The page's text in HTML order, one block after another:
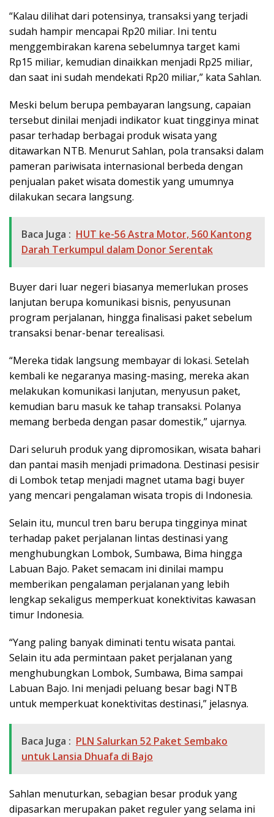
“Kalau dilihat dari potensinya, transaksi yang terjadi
sudah hampir mencapai Rp20 miliar. Ini tentu
menggembirakan karena sebelumnya target kami
Rp15 miliar, kemudian dinaikkan menjadi Rp25 miliar,
dan saat ini sudah mendekati Rp20 miliar,” kata Sahlan.
Meski belum berupa pembayaran langsung, capaian
tersebut dinilai menjadi indikator kuat tingginya minat
pasar terhadap berbagai produk wisata yang
ditawarkan NTB. Menurut Sahlan, pola transaksi dalam
pameran pariwisata internasional berbeda dengan
penjualan paket wisata domestik yang umumnya
dilakukan secara langsung.
Baca Juga : HUT ke-56 Astra Motor, 560 Kantong
Darah Terkumpul dalam Donor Serentak
Buyer dari luar negeri biasanya memerlukan proses
lanjutan berupa komunikasi bisnis, penyusunan
program perjalanan, hingga finalisasi paket sebelum
transaksi benar-benar terealisasi.
“Mereka tidak langsung membayar di lokasi. Setelah
kembali ke negaranya masing-masing, mereka akan
melakukan komunikasi lanjutan, menyusun paket,
kemudian baru masuk ke tahap transaksi. Polanya
memang berbeda dengan pasar domestik,” ujarnya.
Dari seluruh produk yang dipromosikan, wisata bahari
dan pantai masih menjadi primadona. Destinasi pesisir
di Lombok tetap menjadi magnet utama bagi buyer
yang mencari pengalaman wisata tropis di Indonesia.
Selain itu, muncul tren baru berupa tingginya minat
terhadap paket perjalanan lintas destinasi yang
menghubungkan Lombok, Sumbawa, Bima hingga
Labuan Bajo. Paket semacam ini dinilai mampu
memberikan pengalaman perjalanan yang lebih
lengkap sekaligus memperkuat konektivitas kawasan
timur Indonesia.
“Yang paling banyak diminati tentu wisata pantai.
Selain itu ada permintaan paket perjalanan yang
menghubungkan Lombok, Sumbawa, Bima sampai
Labuan Bajo. Ini menjadi peluang besar bagi NTB
untuk memperkuat konektivitas destinasi,” jelasnya.
Baca Juga : PLN Salurkan 52 Paket Sembako
untuk Lansia Dhuafa di Bajo
Sahlan menuturkan, sebagian besar produk yang
dipasarkan merupakan paket reguler yang selama ini